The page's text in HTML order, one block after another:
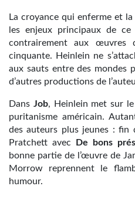
La croyance qui enferme et
les enjeux principaux de
contrairement aux œuvres
cinquante. Heinlein ne
aux sauts entre des mondes
d’autres productions de
Dans Job, Heinlein met sur
puritanisme américain.
des auteurs plus jeunes : fin
Pratchett avec
De bons
bonne partie de l’œuvre de
Morrow reprennent le
humour.